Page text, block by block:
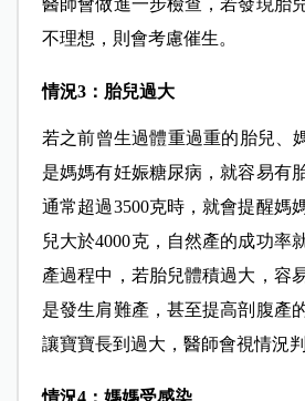
醫師會做進一步檢查，若發現胎
不理想，則會考慮催生。
情況3：胎兒過大
若之前曾生過體重過重的胎兒、
是媽媽有妊娠糖尿病，就容易有
通常超過3500克時，就會提醒媽
兒大於4000克，自然產的成功率
產過程中，若胎兒體積過大，容
是發生肩難產，甚至提高剖腹產
讓寶寶長到過大，醫師會視情況